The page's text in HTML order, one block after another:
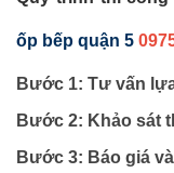
ốp bếp quận 5
Bước 1: Tư vấn
Bước 2: Khảo sát
Bước 3: Báo giá